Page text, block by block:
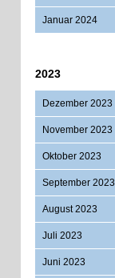
Januar 2024
2023
Dezember 2023
November 2023
Oktober 2023
September 2023
August 2023
Juli 2023
Juni 2023